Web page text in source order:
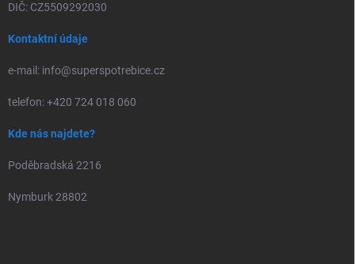
DIČ: CZ5509292030
Kontaktní údaje
e-mail: info@superspotrebice.cz
telefon: +420 724 018 060
Kde nás najdete?
Poděbradská 2216
Nymburk 28802